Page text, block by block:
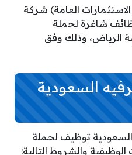
العامة) شركة
شاغرة لحملة
الرياض، وذلك وفق
السعودية
توظيف لحملة
والشروط التالية: